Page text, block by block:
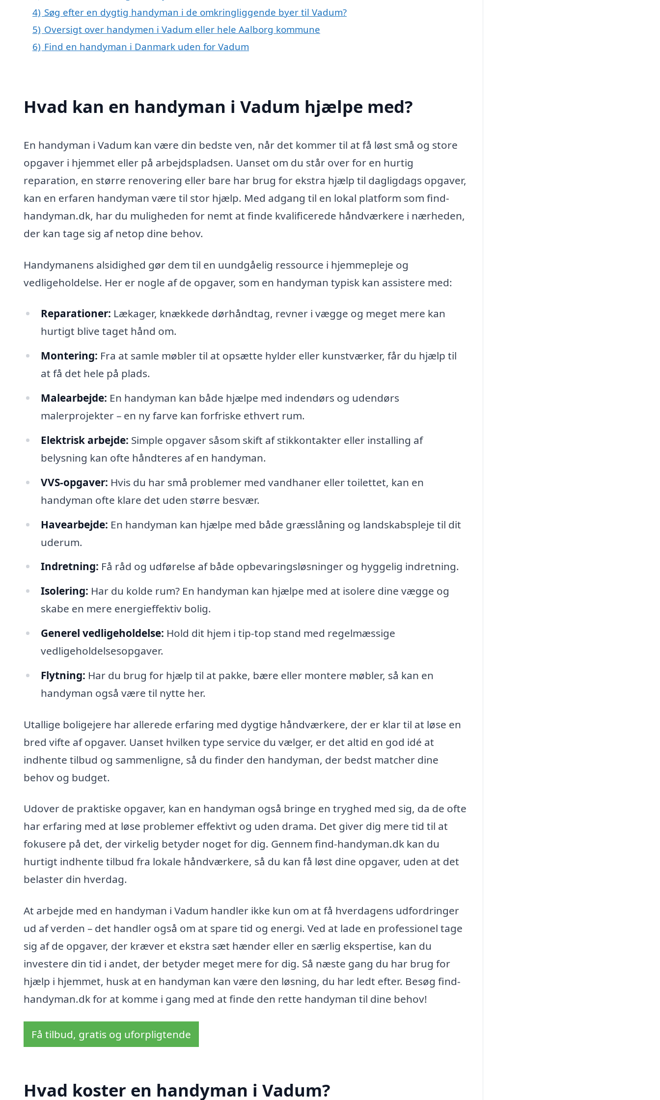
4) Søg efter en dygtig handyman i de omkringliggende byer til Vadum?
5) Oversigt over handymen i Vadum eller hele Aalborg kommune
6) Find en handyman i Danmark uden for Vadum
Hvad kan en handyman i Vadum hjælpe med?
En handyman i Vadum kan være din bedste ven, når det kommer til at få løst små og store
opgaver i hjemmet eller på arbejdspladsen. Uanset om du står over for en hurtig
reparation, en større renovering eller bare har brug for ekstra hjælp til dagligdags opgaver,
kan en erfaren handyman være til stor hjælp. Med adgang til en lokal platform som find-
handyman.dk, har du muligheden for nemt at finde kvalificerede håndværkere i nærheden,
der kan tage sig af netop dine behov.
Handymanens alsidighed gør dem til en uundgåelig ressource i hjemmepleje og
vedligeholdelse. Her er nogle af de opgaver, som en handyman typisk kan assistere med:
Reparationer: Lækager, knækkede dørhåndtag, revner i vægge og meget mere kan
hurtigt blive taget hånd om.
Montering: Fra at samle møbler til at opsætte hylder eller kunstværker, får du hjælp til
at få det hele på plads.
Malearbejde: En handyman kan både hjælpe med indendørs og udendørs
malerprojekter – en ny farve kan forfriske ethvert rum.
Elektrisk arbejde: Simple opgaver såsom skift af stikkontakter eller installing af
belysning kan ofte håndteres af en handyman.
VVS-opgaver: Hvis du har små problemer med vandhaner eller toilettet, kan en
handyman ofte klare det uden større besvær.
Havearbejde: En handyman kan hjælpe med både græsslåning og landskabspleje til dit
uderum.
Indretning: Få råd og udførelse af både opbevaringsløsninger og hyggelig indretning.
Isolering: Har du kolde rum? En handyman kan hjælpe med at isolere dine vægge og
skabe en mere energieffektiv bolig.
Generel vedligeholdelse: Hold dit hjem i tip-top stand med regelmæssige
vedligeholdelsesopgaver.
Flytning: Har du brug for hjælp til at pakke, bære eller montere møbler, så kan en
handyman også være til nytte her.
Utallige boligejere har allerede erfaring med dygtige håndværkere, der er klar til at løse en
bred vifte af opgaver. Uanset hvilken type service du vælger, er det altid en god idé at
indhente tilbud og sammenligne, så du finder den handyman, der bedst matcher dine
behov og budget.
Udover de praktiske opgaver, kan en handyman også bringe en tryghed med sig, da de ofte
har erfaring med at løse problemer effektivt og uden drama. Det giver dig mere tid til at
fokusere på det, der virkelig betyder noget for dig. Gennem find-handyman.dk kan du
hurtigt indhente tilbud fra lokale håndværkere, så du kan få løst dine opgaver, uden at det
belaster din hverdag.
At arbejde med en handyman i Vadum handler ikke kun om at få hverdagens udfordringer
ud af verden – det handler også om at spare tid og energi. Ved at lade en professionel tage
sig af de opgaver, der kræver et ekstra sæt hænder eller en særlig ekspertise, kan du
investere din tid i andet, der betyder meget mere for dig. Så næste gang du har brug for
hjælp i hjemmet, husk at en handyman kan være den løsning, du har ledt efter. Besøg find-
handyman.dk for at komme i gang med at finde den rette handyman til dine behov!
Få tilbud, gratis og uforpligtende
Hvad koster en handyman i Vadum?